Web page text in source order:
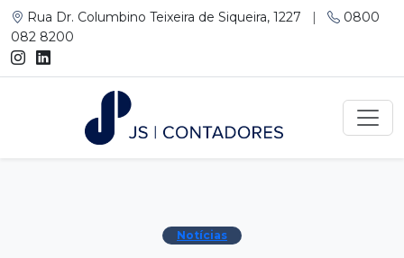
Rua Dr. Columbino Teixeira de Siqueira, 1227 |
0800
082 8200
Notícias